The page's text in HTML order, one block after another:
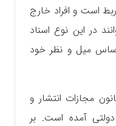
است و افراد خارج
در این نوع اسناد
میل و نظر خود
اسناد دولتی در ماده ۱ قانون مجازات انتشار و
آمده است. بر